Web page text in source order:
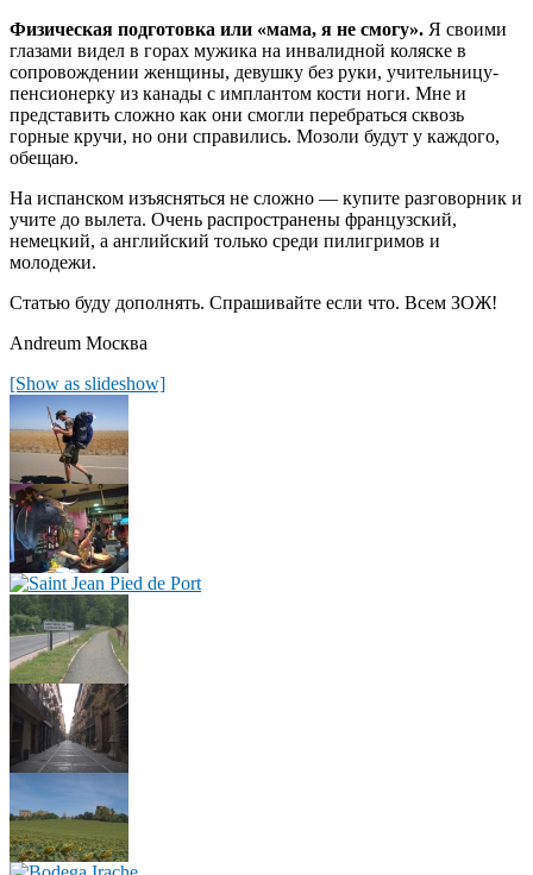
Физическая подготовка или «мама, я не смогу». Я своими
глазами видел в горах мужика на инвалидной коляске в
сопровождении женщины, девушку без руки, учительницу-
пенсионерку из канады с имплантом кости ноги. Мне и
представить сложно как они смогли перебраться сквозь
горные кручи, но они справились. Мозоли будут у каждого,
обещаю.
На испанском изъясняться не сложно — купите разговорник и
учите до вылета. Очень распространены французский,
немецкий, а английский только среди пилигримов и
молодежи.
Статью буду дополнять. Спрашивайте если что. Всем ЗОЖ!
Andreum Москва
[Show as slideshow]